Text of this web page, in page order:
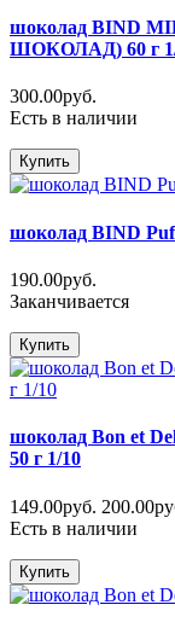
шоколад BIND
ШОКОЛАД) 60 г
300.00руб.
Есть в наличии
Купить
шоколад BIND
190.00руб.
Заканчивается
Купить
шоколад Bon et
50 г 1/10
149.00руб.
Есть в наличии
Купить